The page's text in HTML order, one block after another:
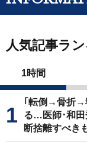
人気記事ラ
1時間
｢転倒→骨折→
る…医師･和田
断捨離すべき